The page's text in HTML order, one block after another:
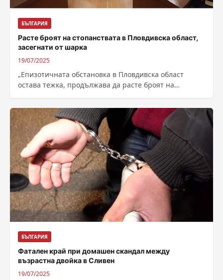
БЪЛГАРИЯ
Расте броят на стопанствата в Пловдивска област,
засегнати от шарка
19/07/2025
„Епизотичната обстановка в Пловдивска област
остава тежка, продължава да расте броят на
БЪЛГАРИЯ
Фатален край при домашен скандал между
възрастна двойка в Сливен
19/07/2025